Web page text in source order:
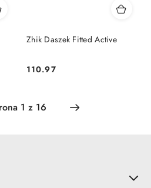
Zhik Daszek Fitted Active
Cena:
110.97